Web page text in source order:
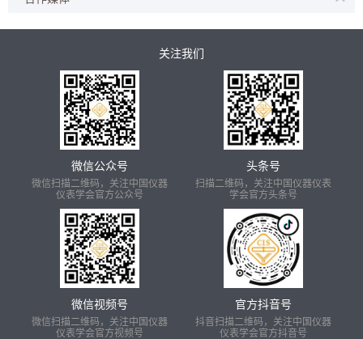
关注我们
微信公众号
微信扫描二维码，关注中国仪器
仪表学会官方公众号
头条号
扫描二维码，关注中国仪器仪表
学会官方头条号
微信视频号
微信扫描二维码，关注中国仪器
仪表学会官方视频号
官方抖音号
抖音扫描二维码，关注中国仪器
仪表学会官方抖音号